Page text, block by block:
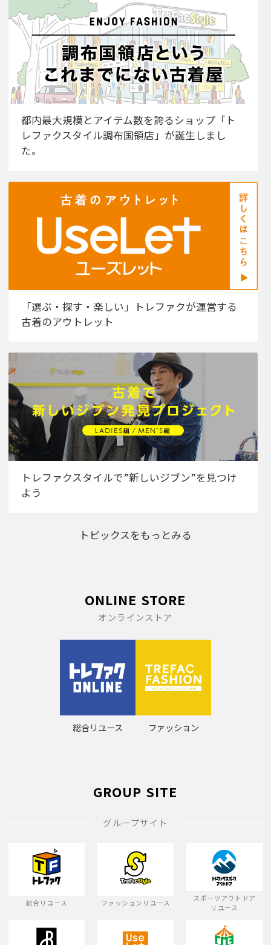
都内最大規模とアイテム数を誇るショップ「ト
レファクスタイル調布国領店」が誕生しまし
た。
「選ぶ・探す・楽しい」トレファクが運営する
古着のアウトレット
トレファクスタイルで”新しいジブン”を見つけ
よう
トピックスをもっとみる
ONLINE STORE
オンラインストア
総合リユース ファッション
GROUP SITE
グループサイト
総合リユース ファッションリユース
スポーツアウトドア
リユース